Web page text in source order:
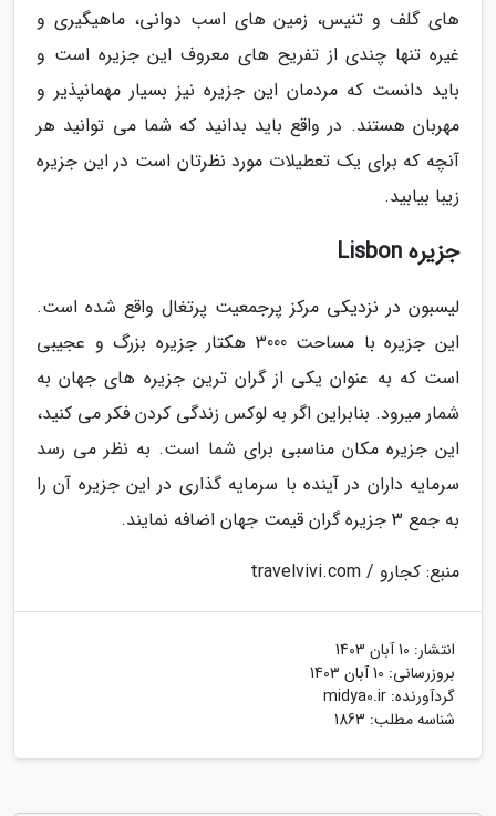
های گلف و تنیس، زمین های اسب دوانی، ماهیگیری و
غیره تنها چندی از تفریح های معروف این جزیره است و
باید دانست که مردمان این جزیره نیز بسیار مهمانپذیر و
مهربان هستند. در واقع باید بدانید که شما می توانید هر
آنچه که برای یک تعطیلات مورد نظرتان است در این جزیره
زیبا بیابید.
جزیره Lisbon
لیسبون در نزدیکی مرکز پرجمعیت پرتغال واقع شده است.
این جزیره با مساحت 3000 هکتار جزیره بزرگ و عجیبی
است که به عنوان یکی از گران ترین جزیره های جهان به
شمار میرود. بنابراین اگر به لوکس زندگی کردن فکر می کنید،
این جزیره مکان مناسبی برای شما است. به نظر می رسد
سرمایه داران در آینده با سرمایه گذاری در این جزیره آن را
به جمع 3 جزیره گران قیمت جهان اضافه نمایند.
منبع: کجارو / travelvivi.com
انتشار: 10 آبان 1403
بروزرسانی: 10 آبان 1403
گردآورنده: midya0.ir
شناسه مطلب: 1863